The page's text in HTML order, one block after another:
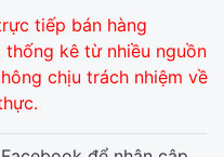
tiếp bán hàng
kê từ nhiều nguồn
chịu trách nhiệm về